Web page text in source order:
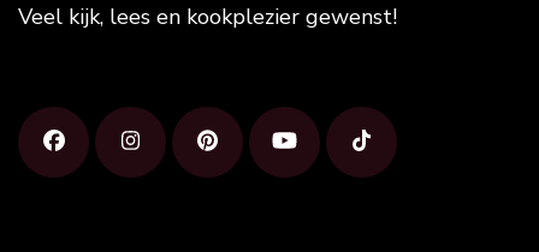
Veel kijk, lees en kookplezier gewenst!